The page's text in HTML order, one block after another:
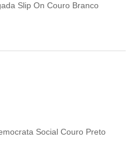
Slip On Couro Branco
Social Couro Preto